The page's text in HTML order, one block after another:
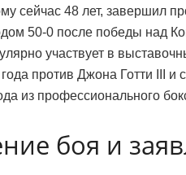
сейчас 48 лет, завершил
50-0 после победы над
участвует в
против Джона Готти III
из профессионального
боя и